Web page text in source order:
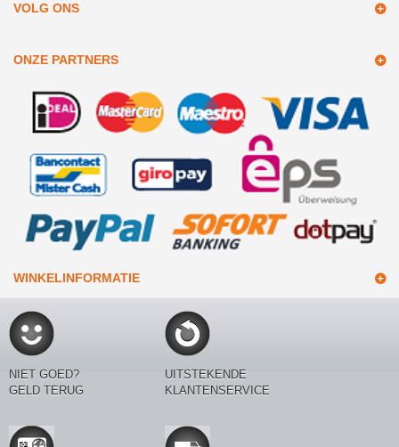
VOLG ONS
ONZE PARTNERS
WINKELINFORMATIE
NIET GOED?
GELD TERUG
UITSTEKENDE
KLANTENSERVICE